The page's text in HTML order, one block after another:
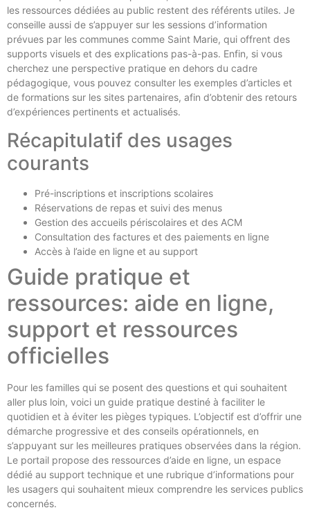
les ressources dédiées au public restent des référents utiles. Je
conseille aussi de s’appuyer sur les sessions d’information
prévues par les communes comme Saint Marie, qui offrent des
supports visuels et des explications pas-à-pas. Enfin, si vous
cherchez une perspective pratique en dehors du cadre
pédagogique, vous pouvez consulter les exemples d’articles et
de formations sur les sites partenaires, afin d’obtenir des retours
d’expériences pertinents et actualisés.
Récapitulatif des usages
courants
Pré-inscriptions et inscriptions scolaires
Réservations de repas et suivi des menus
Gestion des accueils périscolaires et des ACM
Consultation des factures et des paiements en ligne
Accès à l’aide en ligne et au support
Guide pratique et
ressources: aide en ligne,
support et ressources
officielles
Pour les familles qui se posent des questions et qui souhaitent
aller plus loin, voici un guide pratique destiné à faciliter le
quotidien et à éviter les pièges typiques. L’objectif est d’offrir une
démarche progressive et des conseils opérationnels, en
s’appuyant sur les meilleures pratiques observées dans la région.
Le portail propose des ressources d’aide en ligne, un espace
dédié au support technique et une rubrique d’informations pour
les usagers qui souhaitent mieux comprendre les services publics
concernés.